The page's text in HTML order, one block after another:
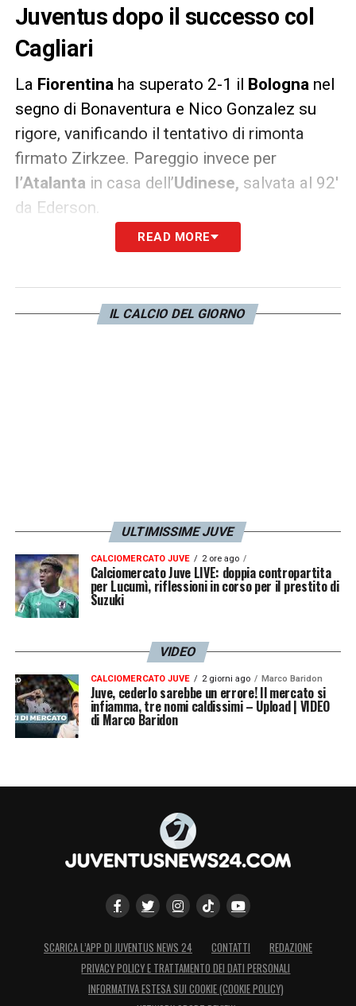
Juventus dopo il successo col
Cagliari
La Fiorentina ha superato 2-1 il Bologna nel
segno di Bonaventura e Nico Gonzalez su
rigore, vanificando il tentativo di rimonta
firmato Zirkzee. Pareggio invece per
l’Atalanta in casa dell’Udinese, salvata al 92′
da Ederson.
Fiorentina e Atalanta salgono entrambe a
classifica al momentaneo primo posto e
READ MORE
IL CALCIO DEL GIORNO
ULTIMISSIME JUVE
CALCIOMERCATO JUVE 2 ore ago
Calciomercato Juve LIVE: doppia contropartita
per Lucumì, riflessioni in corso per il prestito di
Suzuki
VIDEO
CALCIOMERCATO JUVE 2 giorni ago Marco Baridon
Juve, cederlo sarebbe un errore! Il mercato si
infiamma, tre nomi caldissimi – Upload | VIDEO
di Marco Baridon
SCARICA L’APP DI JUVENTUS NEWS 24 CONTATTI
REDAZIONE
PRIVACY POLICY E TRATTAMENTO DEI DATI PERSONALI
INFORMATIVA ESTESA SUI COOKIE (COOKIE POLICY)